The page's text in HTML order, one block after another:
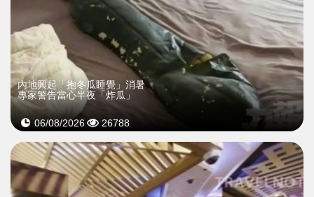
內地興起「抱冬瓜睡覺」消暑
專家警告當心半夜「炸瓜」
06/08/2026 26788